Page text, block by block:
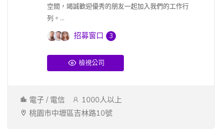
空間，竭誠歡迎優秀的朋友一起加入我們的工作行
列。...
招募窗口 3
檢視公司
電子 / 電信
1000人以上
桃園市中壢區吉林路10號